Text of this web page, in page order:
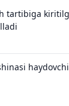
tartibiga